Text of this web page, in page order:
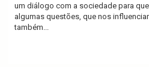
um diálogo com a sociedade para
algumas questões, que nos
também...